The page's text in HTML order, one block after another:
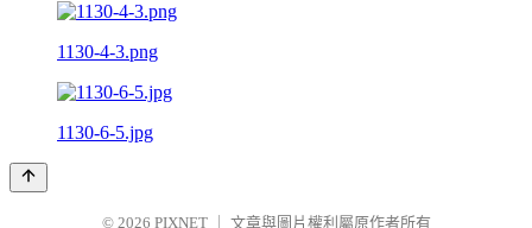
1130-4-3.png
1130-6-5.jpg
© 2026 PIXNET 文章與圖片權利屬原作者所有